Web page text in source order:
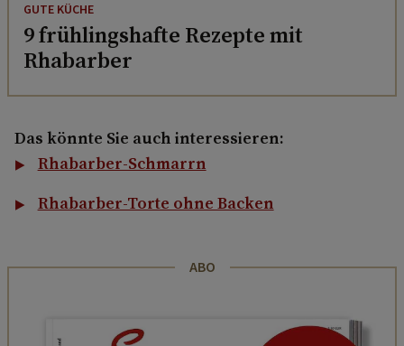
GUTE KÜCHE
9 frühlingshafte Rezepte mit
Rhabarber
Das könnte Sie auch interessieren:
Rhabarber-Schmarrn
Rhabarber-Torte ohne Backen
ABO